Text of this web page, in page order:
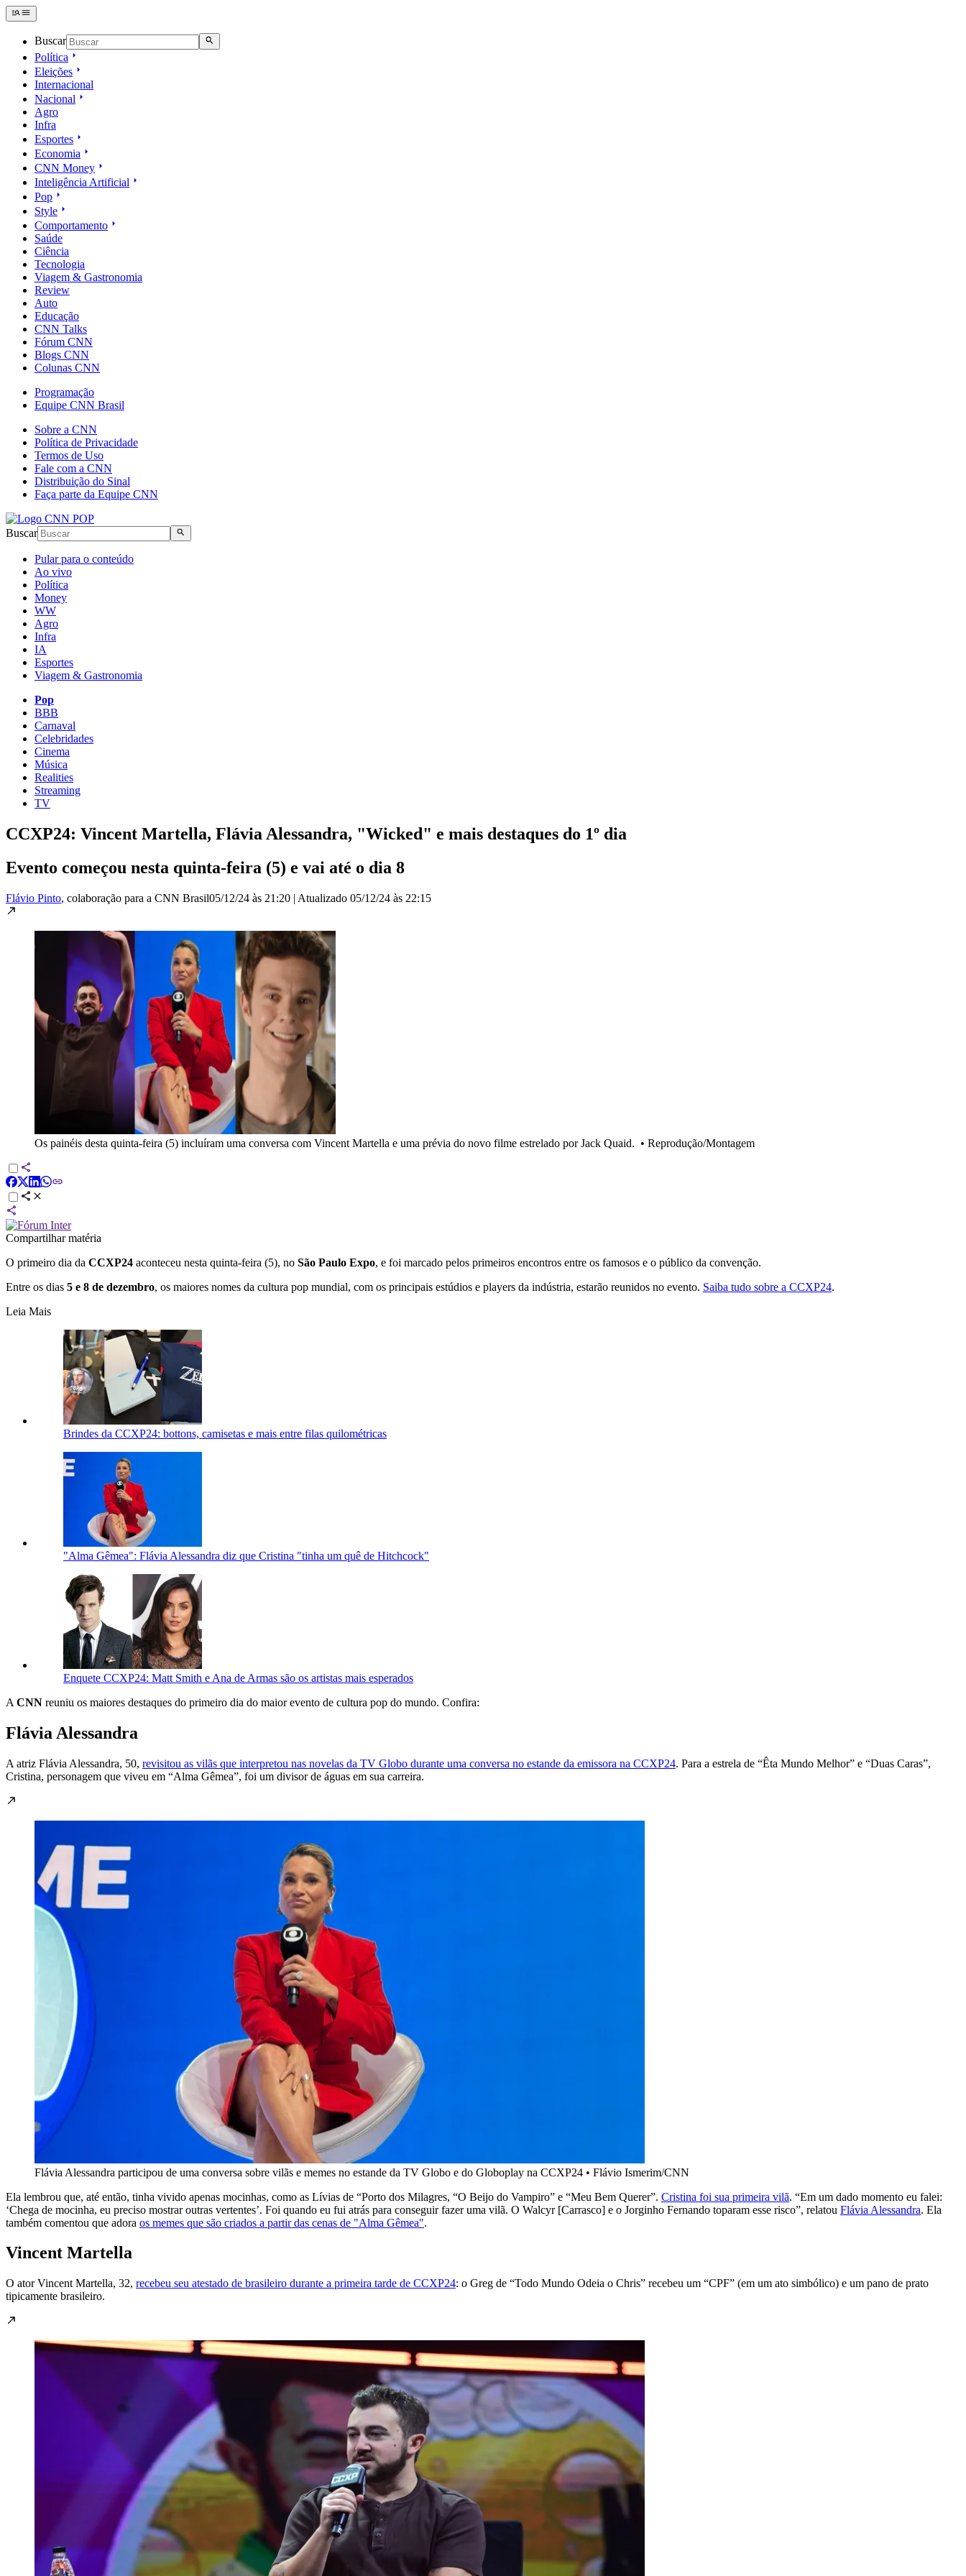
Buscar
Política
Eleições
Internacional
Nacional
Agro
Infra
Esportes
Economia
CNN Money
Inteligência Artificial
Pop
Style
Comportamento
Saúde
Ciência
Tecnologia
Viagem & Gastronomia
Review
Auto
Educação
CNN Talks
Fórum CNN
Blogs CNN
Colunas CNN
Programação
Equipe CNN Brasil
Sobre a CNN
Política de Privacidade
Termos de Uso
Fale com a CNN
Distribuição do Sinal
Faça parte da Equipe CNN
Buscar
Pular para o conteúdo
Ao vivo
Política
Money
WW
Agro
Infra
IA
Esportes
Viagem & Gastronomia
Pop
BBB
Carnaval
Celebridades
Cinema
Música
Realities
Streaming
TV
CCXP24: Vincent Martella, Flávia Alessandra, "Wicked" e mais destaques do 1º dia
Evento começou nesta quinta-feira (5) e vai até o dia 8
Flávio Pinto, colaboração para a CNN Brasil05/12/24 às 21:20 | Atualizado 05/12/24 às 22:15
Os painéis desta quinta-feira (5) incluíram uma conversa com Vincent Martella e uma prévia do novo filme estrelado por Jack Quaid. • Reprodução/Montagem
Compartilhar matéria
O primeiro dia da CCXP24 aconteceu nesta quinta-feira (5), no São Paulo Expo, e foi marcado pelos primeiros encontros entre os famosos e o público da convenção.
Entre os dias 5 e 8 de dezembro, os maiores nomes da cultura pop mundial, com os principais estúdios e players da indústria, estarão reunidos no evento. Saiba tudo sobre a CCXP24.
Leia Mais
Brindes da CCXP24: bottons, camisetas e mais entre filas quilométricas
"Alma Gêmea": Flávia Alessandra diz que Cristina "tinha um quê de Hitchcock"
Enquete CCXP24: Matt Smith e Ana de Armas são os artistas mais esperados
A CNN reuniu os maiores destaques do primeiro dia do maior evento de cultura pop do mundo. Confira:
Flávia Alessandra
A atriz Flávia Alessandra, 50, revisitou as vilãs que interpretou nas novelas da TV Globo durante uma conversa no estande da emissora na CCXP24. Para a estrela de “Êta Mundo Melhor” e “Duas Caras”,
Cristina, personagem que viveu em “Alma Gêmea”, foi um divisor de águas em sua carreira.
Flávia Alessandra participou de uma conversa sobre vilãs e memes no estande da TV Globo e do Globoplay na CCXP24 • Flávio Ismerim/CNN
Ela lembrou que, até então, tinha vivido apenas mocinhas, como as Lívias de “Porto dos Milagres, “O Beijo do Vampiro” e “Meu Bem Querer”. Cristina foi sua primeira vilã. “Em um dado momento eu falei:
‘Chega de mocinha, eu preciso mostrar outras vertentes’. Foi quando eu fui atrás para conseguir fazer uma vilã. O Walcyr [Carrasco] e o Jorginho Fernando toparam esse risco”, relatou Flávia Alessandra. Ela
também comentou que adora os memes que são criados a partir das cenas de "Alma Gêmea".
Vincent Martella
O ator Vincent Martella, 32, recebeu seu atestado de brasileiro durante a primeira tarde de CCXP24: o Greg de “Todo Mundo Odeia o Chris” recebeu um “CPF” (em um ato simbólico) e um pano de prato
tipicamente brasileiro.